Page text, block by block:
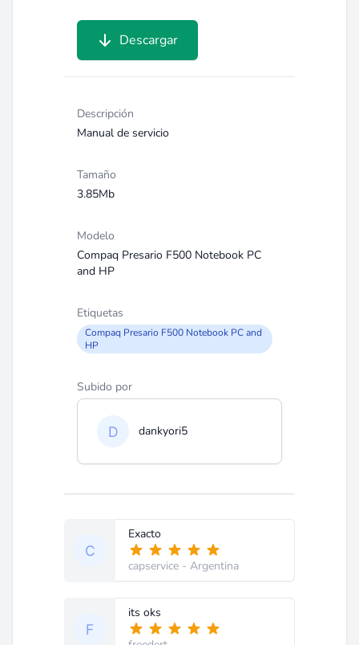
Descargar
Descripción
Manual de servicio
Tamaño
3.85Mb
Modelo
Compaq Presario F500 Notebook PC
and HP
Etiquetas
Compaq Presario F500 Notebook PC and
HP
Subido por
dankyori5
Exacto
capservice - Argentina
its oks